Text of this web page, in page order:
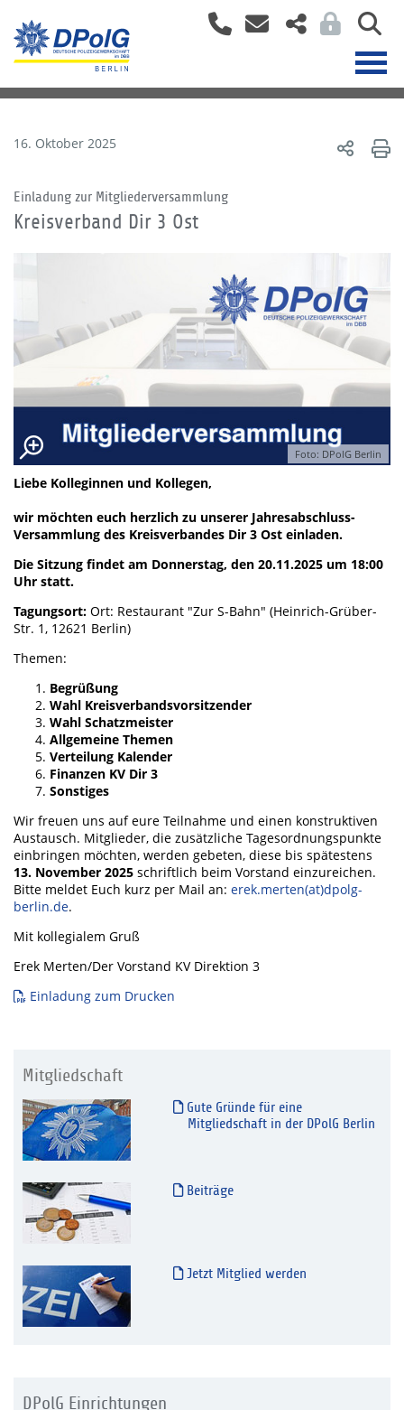
16. Oktober 2025
Einladung zur Mitgliederversammlung
Kreisverband Dir 3 Ost
Foto: DPolG Berlin
Liebe Kolleginnen und Kollegen,
wir möchten euch herzlich zu unserer Jahresabschluss-
Versammlung des Kreisverbandes Dir 3 Ost einladen.
Die Sitzung findet am Donnerstag, den 20.11.2025 um 18:00
Uhr statt.
Tagungsort: Ort: Restaurant "Zur S-Bahn" (Heinrich-Grüber-
Str. 1, 12621 Berlin)
Themen:
Begrüßung
Wahl Kreisverbandsvorsitzender
Wahl Schatzmeister
Allgemeine Themen
Verteilung Kalender
Finanzen KV Dir 3
Sonstiges
Wir freuen uns auf eure Teilnahme und einen konstruktiven
Austausch. Mitglieder, die zusätzliche Tagesordnungspunkte
einbringen möchten, werden gebeten, diese bis spätestens
13. November 2025 schriftlich beim Vorstand einzureichen.
Bitte meldet Euch kurz per Mail an: erek.merten(at)dpolg-
berlin.de.
Mit kollegialem Gruß
Erek Merten/Der Vorstand KV Direktion 3
Einladung zum Drucken
Mitgliedschaft
Gute Gründe für eine
Mitgliedschaft in der DPolG Berlin
Beiträge
Jetzt Mitglied werden
DPolG Einrichtungen